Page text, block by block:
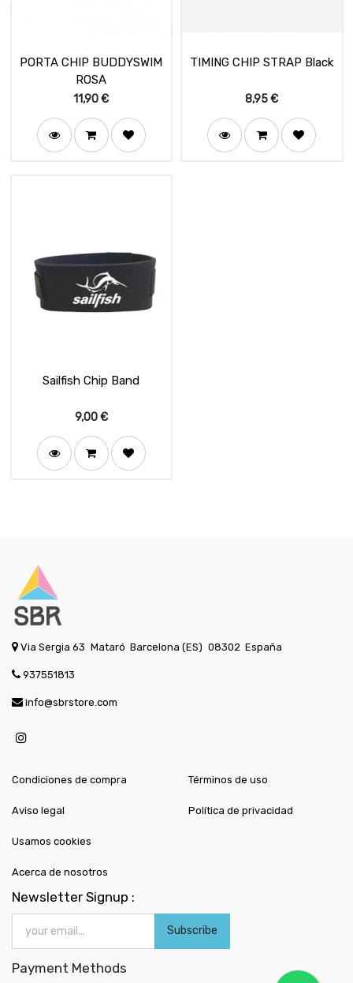
PORTA CHIP BUDDYSWIM
ROSA
11,90€
TIMING CHIP STRAP Black
8,95€
Sailfish Chip Band
9,00€
Via Sergia 63 Mataró Barcelona (ES) 08302 España
937551813
info@sbrstore.com
Condiciones de compra
Aviso legal
Términos de uso
Política de privacidad
Usamos cookies
Acerca de nosotros
Newsletter Signup :
Subscribe
Payment Methods